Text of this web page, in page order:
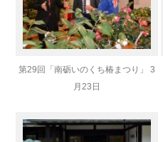
第29回「南砺いのくち椿まつり」 3
月23日